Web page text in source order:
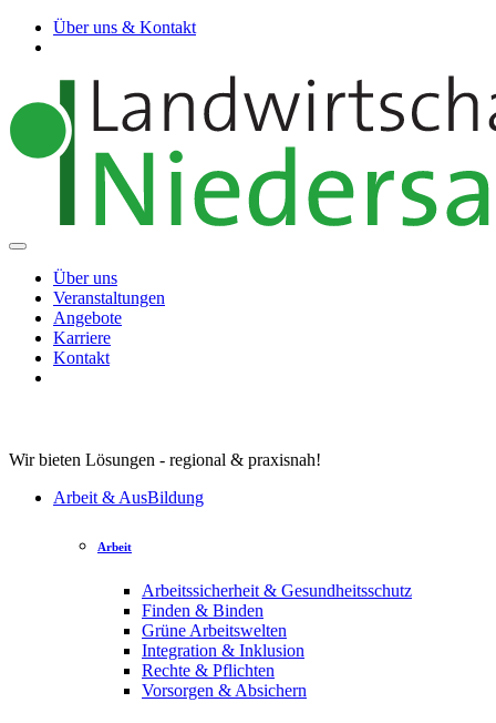
Über uns & Kontakt
Über uns
Veranstaltungen
Angebote
Karriere
Kontakt
Wir bieten Lösungen - regional & praxisnah!
Arbeit & AusBildung
Arbeit
Arbeitssicherheit & Gesundheitsschutz
Finden & Binden
Grüne Arbeitswelten
Integration & Inklusion
Rechte & Pflichten
Vorsorgen & Absichern